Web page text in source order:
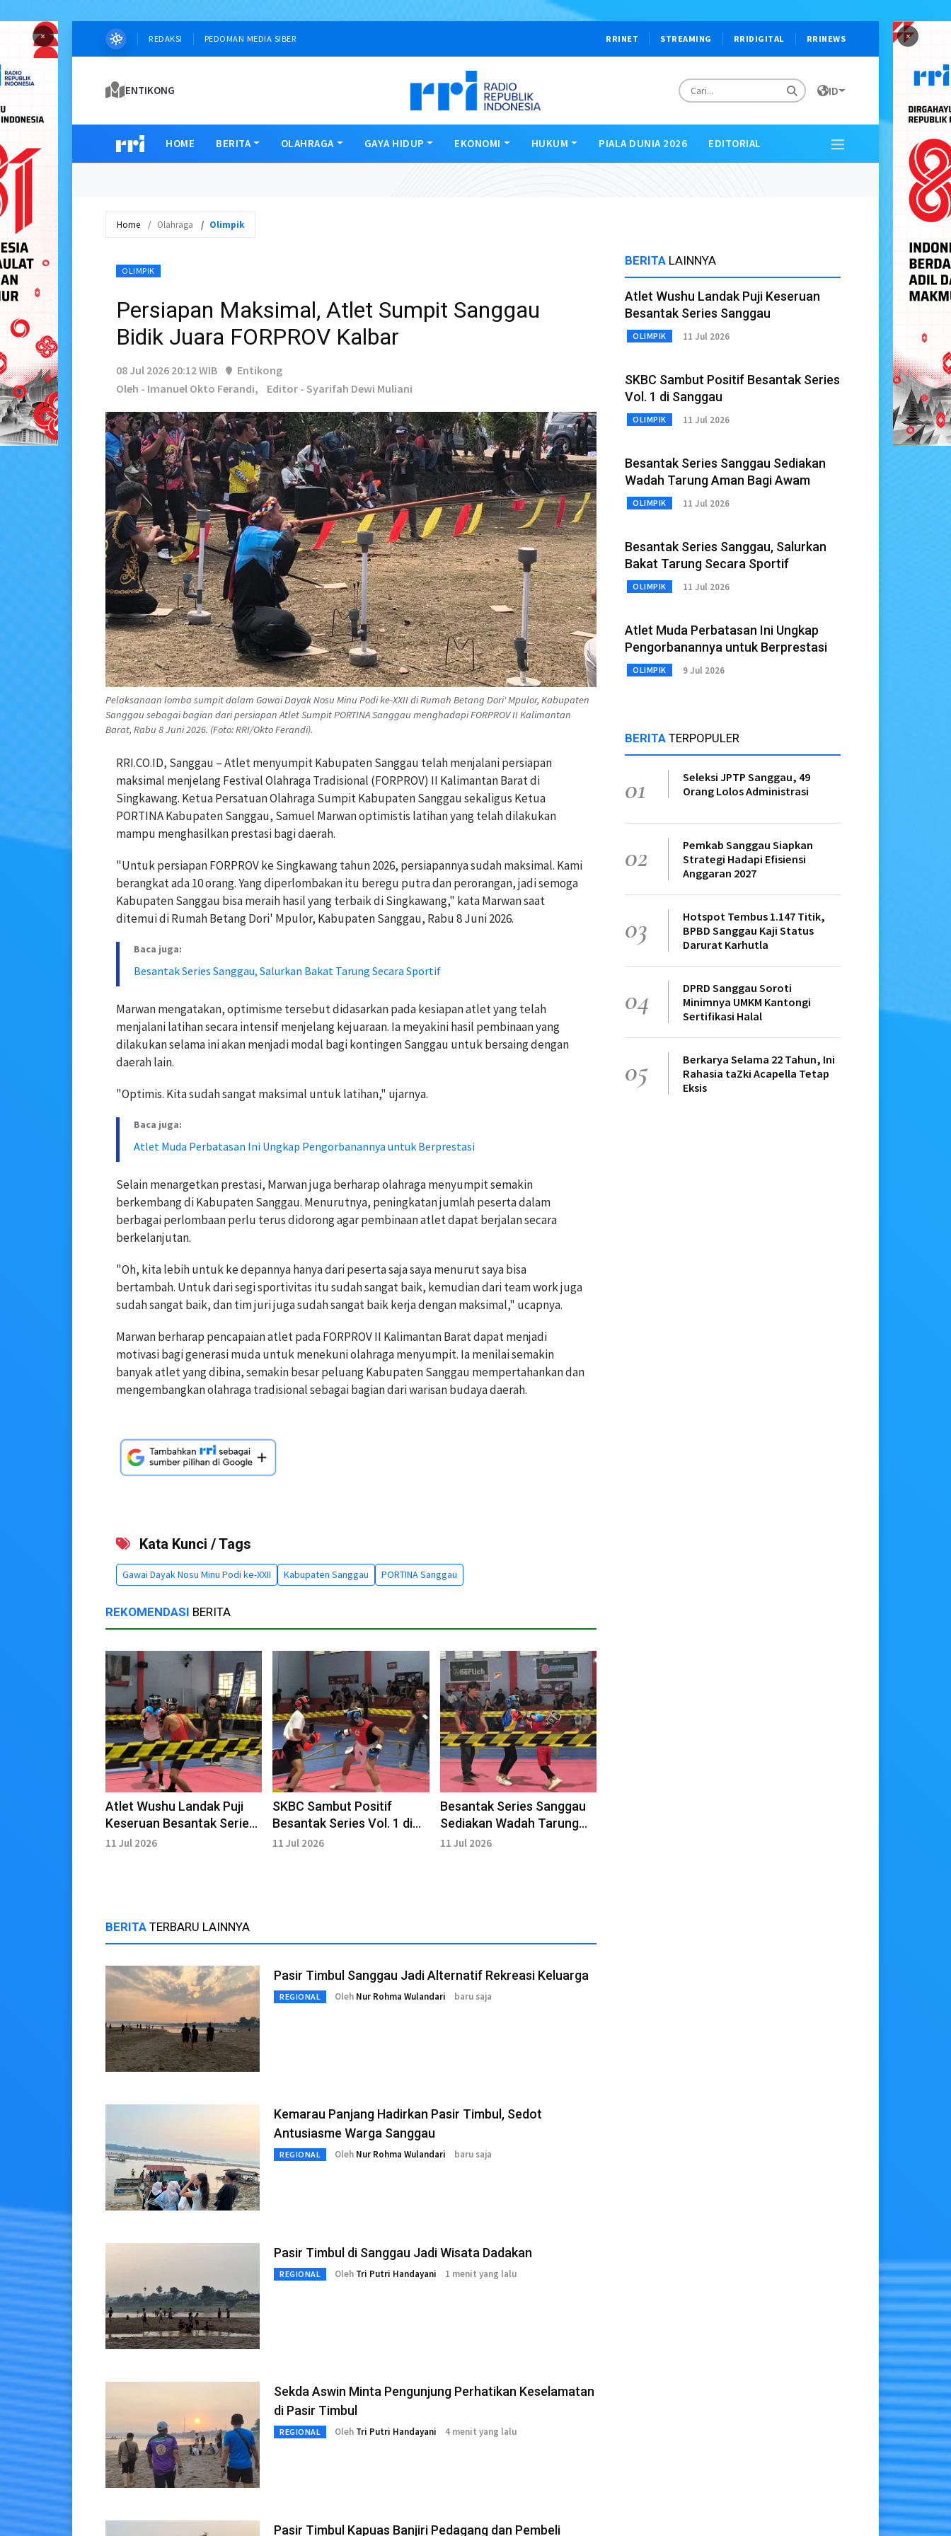
× ×
REDAKSI PEDOMAN MEDIA SIBER RRINET STREAMING RRIDIGITAL RRINEWS
ENTIKONG ID
HOME BERITA OLAHRAGA GAYA HIDUP EKONOMI HUKUM PIALA DUNIA 2026 EDITORIAL
Home Olahraga Olimpik
OLIMPIK
Persiapan Maksimal, Atlet Sumpit Sanggau
Bidik Juara FORPROV Kalbar
08 Jul 2026 20:12 WIB
Entikong
Oleh - Imanuel Okto Ferandi,
Editor - Syarifah Dewi Muliani
Pelaksanaan lomba sumpit dalam Gawai Dayak Nosu Minu Podi ke-XXII di Rumah Betang Dori' Mpulor, Kabupaten
Sanggau sebagai bagian dari persiapan Atlet Sumpit PORTINA Sanggau menghadapi FORPROV II Kalimantan
Barat, Rabu 8 Juni 2026. (Foto: RRI/Okto Ferandi).
RRI.CO.ID, Sanggau – Atlet menyumpit Kabupaten Sanggau telah menjalani persiapan
maksimal menjelang Festival Olahraga Tradisional (FORPROV) II Kalimantan Barat di
Singkawang. Ketua Persatuan Olahraga Sumpit Kabupaten Sanggau sekaligus Ketua
PORTINA Kabupaten Sanggau, Samuel Marwan optimistis latihan yang telah dilakukan
mampu menghasilkan prestasi bagi daerah.
"Untuk persiapan FORPROV ke Singkawang tahun 2026, persiapannya sudah maksimal. Kami
berangkat ada 10 orang. Yang diperlombakan itu beregu putra dan perorangan, jadi semoga
Kabupaten Sanggau bisa meraih hasil yang terbaik di Singkawang," kata Marwan saat
ditemui di Rumah Betang Dori' Mpulor, Kabupaten Sanggau, Rabu 8 Juni 2026.
Baca juga:
Besantak Series Sanggau, Salurkan Bakat Tarung Secara Sportif
Marwan mengatakan, optimisme tersebut didasarkan pada kesiapan atlet yang telah
menjalani latihan secara intensif menjelang kejuaraan. Ia meyakini hasil pembinaan yang
dilakukan selama ini akan menjadi modal bagi kontingen Sanggau untuk bersaing dengan
daerah lain.
"Optimis. Kita sudah sangat maksimal untuk latihan," ujarnya.
Baca juga:
Atlet Muda Perbatasan Ini Ungkap Pengorbanannya untuk Berprestasi
Selain menargetkan prestasi, Marwan juga berharap olahraga menyumpit semakin
berkembang di Kabupaten Sanggau. Menurutnya, peningkatan jumlah peserta dalam
berbagai perlombaan perlu terus didorong agar pembinaan atlet dapat berjalan secara
berkelanjutan.
"Oh, kita lebih untuk ke depannya hanya dari peserta saja saya menurut saya bisa
bertambah. Untuk dari segi sportivitas itu sudah sangat baik, kemudian dari team work juga
sudah sangat baik, dan tim juri juga sudah sangat baik kerja dengan maksimal," ucapnya.
Marwan berharap pencapaian atlet pada FORPROV II Kalimantan Barat dapat menjadi
motivasi bagi generasi muda untuk menekuni olahraga menyumpit. Ia menilai semakin
banyak atlet yang dibina, semakin besar peluang Kabupaten Sanggau mempertahankan dan
mengembangkan olahraga tradisional sebagai bagian dari warisan budaya daerah.
Kata Kunci / Tags
Gawai Dayak Nosu Minu Podi ke-XXII Kabupaten Sanggau PORTINA Sanggau
REKOMENDASI BERITA
Atlet Wushu Landak Puji
Keseruan Besantak Series
Sanggau
11 Jul 2026
SKBC Sambut Positif
Besantak Series Vol. 1 di
Sanggau
11 Jul 2026
Besantak Series Sanggau
Sediakan Wadah Tarung
Aman Bagi Awam
11 Jul 2026
BERITA TERBARU LAINNYA
Pasir Timbul Sanggau Jadi Alternatif Rekreasi Keluarga
REGIONAL Oleh Nur Rohma Wulandari baru saja
Kemarau Panjang Hadirkan Pasir Timbul, Sedot
Antusiasme Warga Sanggau
REGIONAL Oleh Nur Rohma Wulandari baru saja
Pasir Timbul di Sanggau Jadi Wisata Dadakan
REGIONAL Oleh Tri Putri Handayani 1 menit yang lalu
Sekda Aswin Minta Pengunjung Perhatikan Keselamatan
di Pasir Timbul
REGIONAL Oleh Tri Putri Handayani 4 menit yang lalu
Pasir Timbul Kapuas Banjiri Pedagang dan Pembeli
BERITA LAINNYA
Atlet Wushu Landak Puji Keseruan
Besantak Series Sanggau
OLIMPIK 11 Jul 2026
SKBC Sambut Positif Besantak Series
Vol. 1 di Sanggau
OLIMPIK 11 Jul 2026
Besantak Series Sanggau Sediakan
Wadah Tarung Aman Bagi Awam
OLIMPIK 11 Jul 2026
Besantak Series Sanggau, Salurkan
Bakat Tarung Secara Sportif
OLIMPIK 11 Jul 2026
Atlet Muda Perbatasan Ini Ungkap
Pengorbanannya untuk Berprestasi
OLIMPIK 9 Jul 2026
BERITA TERPOPULER
01
Seleksi JPTP Sanggau, 49
Orang Lolos Administrasi
02
Pemkab Sanggau Siapkan
Strategi Hadapi Efisiensi
Anggaran 2027
03
Hotspot Tembus 1.147 Titik,
BPBD Sanggau Kaji Status
Darurat Karhutla
04
DPRD Sanggau Soroti
Minimnya UMKM Kantongi
Sertifikasi Halal
05
Berkarya Selama 22 Tahun, Ini
Rahasia taZki Acapella Tetap
Eksis